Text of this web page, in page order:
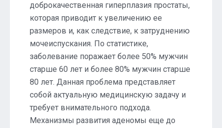
доброкачественная гиперплазия простаты,
которая приводит к увеличению ее
размеров и, как следствие, к затруднению
мочеиспускания. По статистике,
заболевание поражает более 50% мужчин
старше 60 лет и более 80% мужчин старше
80 лет. Данная проблема представляет
собой актуальную медицинскую задачу и
требует внимательного подхода.
Механизмы развития аденомы еще до